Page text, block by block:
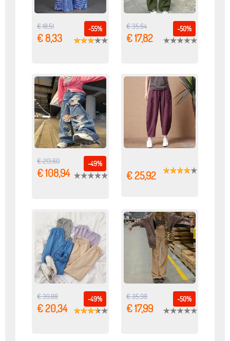
-55%
€ 18,51
€ 8,33
-50%
€ 35,64
€ 17,82
-49%
€ 213,60
€ 108,94 € 25,92
-49%
€ 39,88
€ 20,34
-50%
€ 35,98
€ 17,99